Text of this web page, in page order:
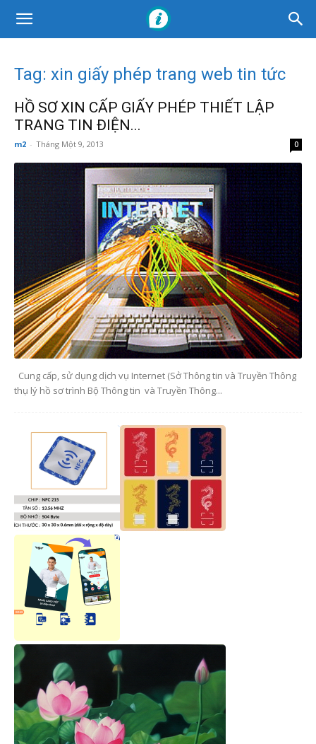
Tag: xin giấy phép trang web tin tức
HỒ SƠ XIN CẤP GIẤY PHÉP THIẾT LẬP
TRANG TIN ĐIỆN...
m2 - Tháng Một 9, 2013 0
Cung cấp, sử dụng dịch vụ Internet (Sở Thông tin và Truyền Thông
thụ lý hồ sơ trình Bộ Thông tin và Truyền Thông...